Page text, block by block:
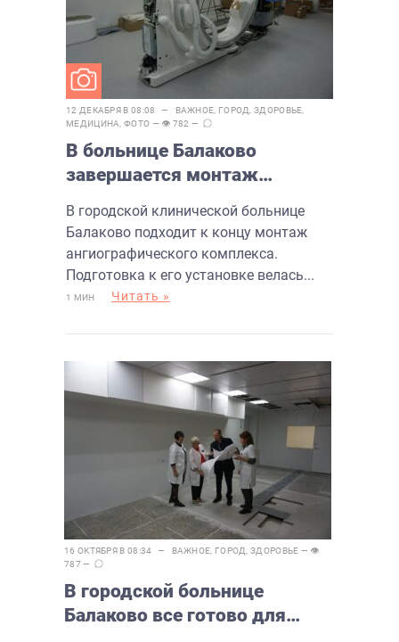
12 ДЕКАБРЯ В 08:08 — ВАЖНОЕ ГОРОД ,ЗДОРОВЬЕ
МЕДИЦИНА ,ФОТО — 👁 782 —
В больнице Балаково
завершается монтаж
В городской клинической больнице
Балаково подходит к концу монтаж
ангиографического комплекса.
Подготовка к его установке велась...
1 МИН Читать »
16 ОКТЯБРЯ В 08:34 — ВАЖНОЕ ГОРОД ,ЗДОРОВЬЕ — 👁
787 —
В городской больнице
Балаково все готово для